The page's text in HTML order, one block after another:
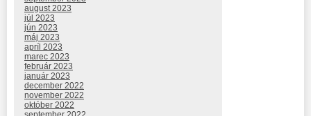
august 2023
júl 2023
jún 2023
máj 2023
apríl 2023
marec 2023
február 2023
január 2023
december 2022
november 2022
október 2022